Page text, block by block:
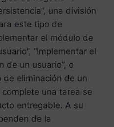
una división
este tipo de
el módulo de
“Implementar el
de un usuario”, o
de eliminación de un
complete una tarea se
entregable. A su
de la